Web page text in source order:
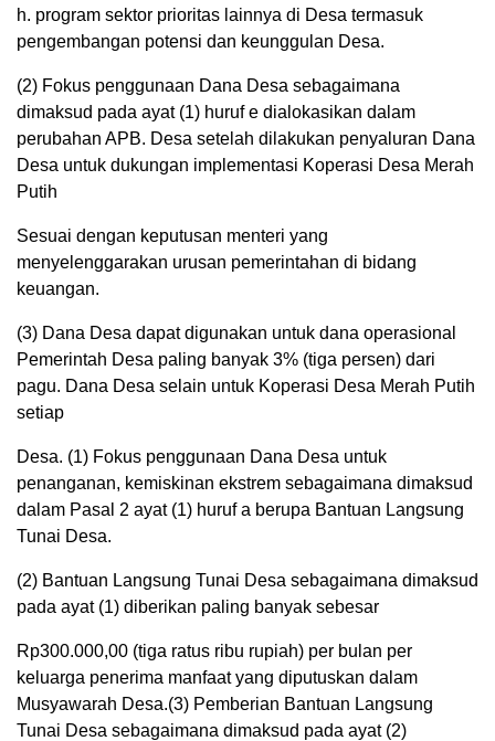
h. program sektor prioritas lainnya di Desa termasuk
pengembangan potensi dan keunggulan Desa.
(2) Fokus penggunaan Dana Desa sebagaimana
dimaksud pada ayat (1) huruf e dialokasikan dalam
perubahan APB. Desa setelah dilakukan penyaluran Dana
Desa untuk dukungan implementasi Koperasi Desa Merah
Putih
Sesuai dengan keputusan menteri yang
menyelenggarakan urusan pemerintahan di bidang
keuangan.
(3) Dana Desa dapat digunakan untuk dana operasional
Pemerintah Desa paling banyak 3% (tiga persen) dari
pagu. Dana Desa selain untuk Koperasi Desa Merah Putih
setiap
Desa. (1) Fokus penggunaan Dana Desa untuk
penanganan, kemiskinan ekstrem sebagaimana dimaksud
dalam Pasal 2 ayat (1) huruf a berupa Bantuan Langsung
Tunai Desa.
(2) Bantuan Langsung Tunai Desa sebagaimana dimaksud
pada ayat (1) diberikan paling banyak sebesar
Rp300.000,00 (tiga ratus ribu rupiah) per bulan per
keluarga penerima manfaat yang diputuskan dalam
Musyawarah Desa.(3) Pemberian Bantuan Langsung
Tunai Desa sebagaimana dimaksud pada ayat (2)